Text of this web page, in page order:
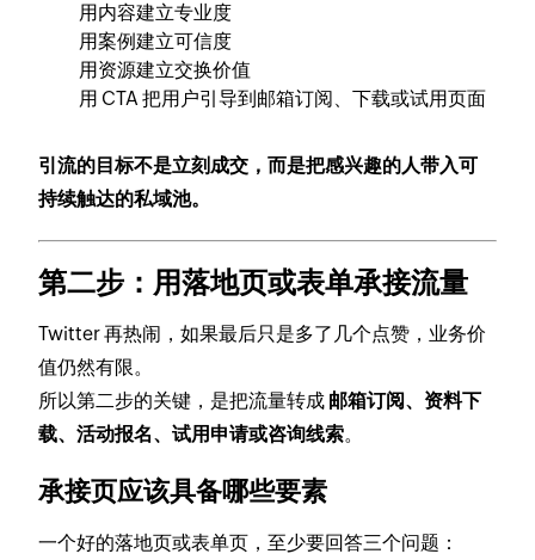
用内容建立专业度
用案例建立可信度
用资源建立交换价值
用 CTA 把用户引导到邮箱订阅、下载或试用页面
引流的目标不是立刻成交，而是把感兴趣的人带入可
持续触达的私域池。
第二步：用落地页或表单承接流量
Twitter 再热闹，如果最后只是多了几个点赞，业务价
值仍然有限。
所以第二步的关键，是把流量转成 邮箱订阅、资料下
载、活动报名、试用申请或咨询线索。
承接页应该具备哪些要素
一个好的落地页或表单页，至少要回答三个问题：